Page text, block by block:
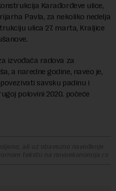
Karađorđeve ulice,
Pavla, za nekoliko nedelja
ulica 27. marta, Kraljice
izvođača radova za
a naredne godine, naveo je,
savsku padinu i
polovini 2020. počeće
ali uz obavezno navođenje
tekstu na novaekonomija.rs